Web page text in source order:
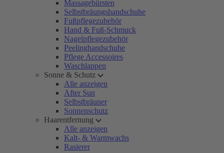
Massagebürsten
Selbstbräungshandschuhe
Fußpflegezubehör
Hand & Fuß-Schmuck
Nagelpflegezubehör
Peelinghandschuhe
Pflege Accessoires
Waschlappen
Sonne & Schutz
Alle anzeigen
After Sun
Selbstbräuner
Sonnenschutz
Haarentfernung
Alle anzeigen
Kalt- & Warmwachs
Rasierer